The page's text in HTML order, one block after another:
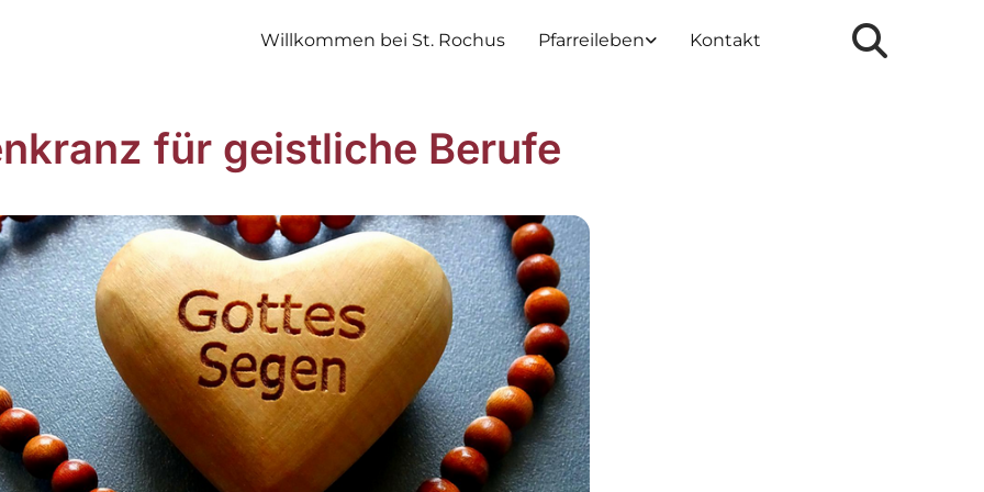
Willkommen bei St. Rochus Pfarreileben Kontakt
für geistliche Berufe